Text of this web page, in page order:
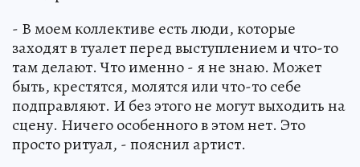
- В моем коллективе есть люди, которые
заходят в туалет перед выступлением и что-то
там делают. Что именно - я не знаю. Может
быть, крестятся, молятся или что-то себе
подправляют. И без этого не могут выходить на
сцену. Ничего особенного в этом нет. Это
просто ритуал, - пояснил артист.